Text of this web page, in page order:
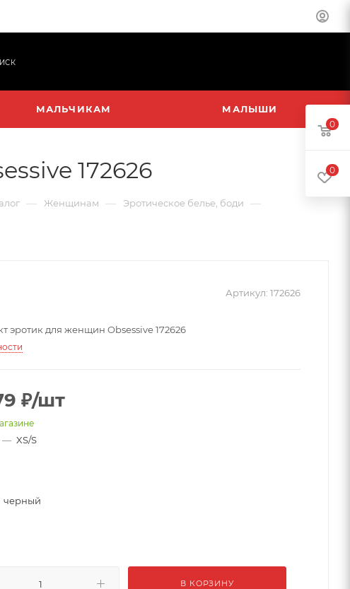
МАЛЬЧИКАМ МАЛЫШИ
172626
— Женщинам — Эротическое белье, боди —
Артикул: 172626
эротик для женщин Obsessive 172626
₽/шт
— XS/S
черный
В КОРЗИНУ
0
0